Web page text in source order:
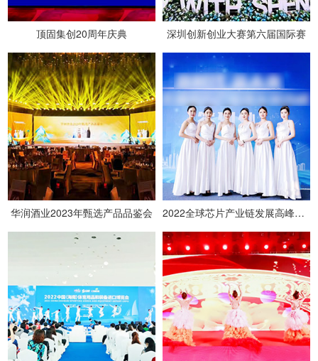
顶固集创20周年庆典 深圳创新创业大赛第六届国际赛
华润酒业2023年甄选产品品鉴会 2022全球芯片产业链发展高峰论坛